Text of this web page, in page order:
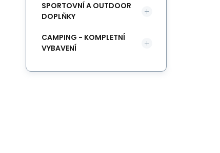
SPORTOVNÍ A OUTDOOR
DOPLŇKY
CAMPING - KOMPLETNÍ
VYBAVENÍ